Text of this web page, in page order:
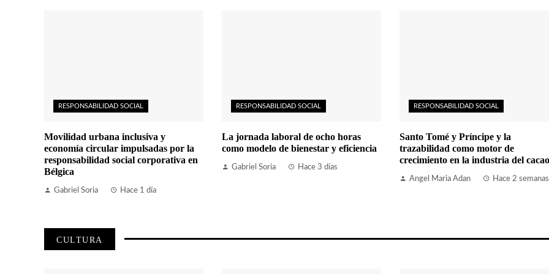
RESPONSABILIDAD SOCIAL
Movilidad urbana inclusiva y
economía circular impulsadas por la
responsabilidad social corporativa en
Bélgica
Gabriel Soria Hace 1 día
RESPONSABILIDAD SOCIAL
La jornada laboral de ocho horas
como modelo de bienestar y eficiencia
Gabriel Soria Hace 3 días
RESPONSABILIDAD SOCIAL
Santo Tomé y Príncipe y la
trazabilidad como motor de
crecimiento en la industria del cacao
Angel Maria Adan Hace 2 semanas
CULTURA